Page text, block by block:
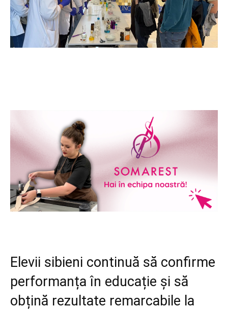
Elevii sibieni continuă să confirme
performanța în educație și să
obțină rezultate remarcabile la